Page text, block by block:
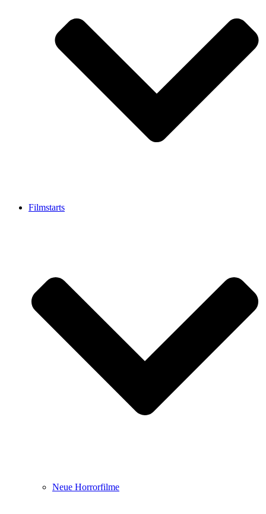
Filmstarts
Neue Horrorfilme